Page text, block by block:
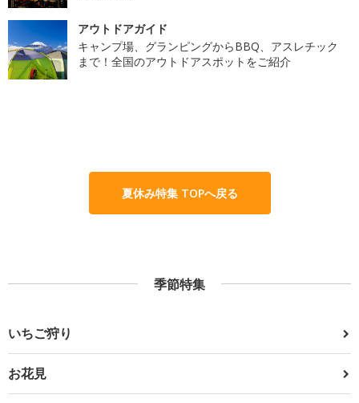
アウトドアガイド
キャンプ場、グランピングからBBQ、アスレチック
まで！全国のアウトドアスポットをご紹介
夏休み特集 TOPへ戻る
季節特集
いちご狩り
お花見